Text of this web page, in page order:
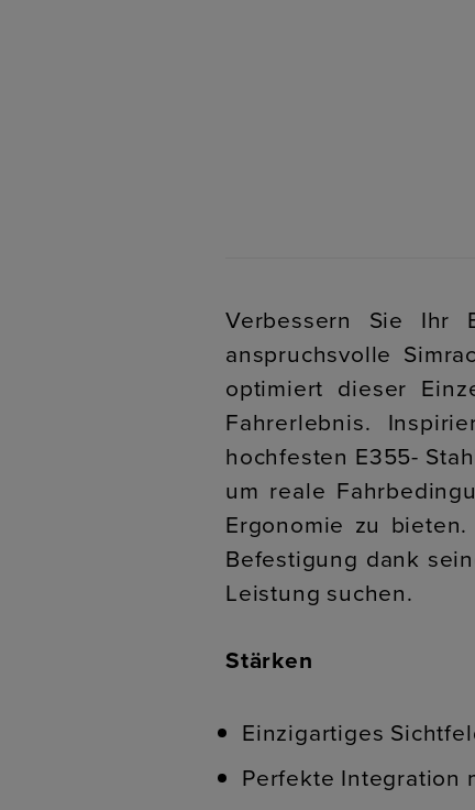
Verbessern Sie Ihr
anspruchsvolle
optimiert dieser
Fahrerlebnis.
hochfesten E355-
um reale
Ergonomie zu
Befestigung dank
Leistung suchen.
Stärken
Einzigartiges
Perfekte Integration